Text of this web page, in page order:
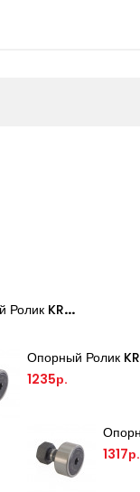
Опорный Ролик KR52-PP TECHNIX
1235р.
1317р.